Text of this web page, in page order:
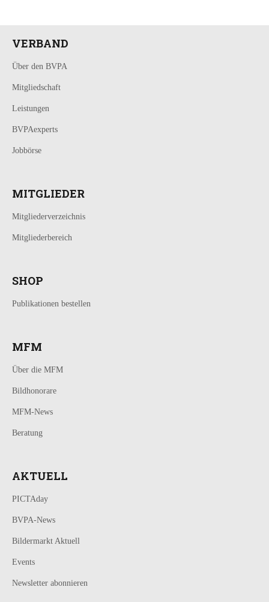
VERBAND
Über den BVPA
Mitgliedschaft
Leistungen
BVPAexperts
Jobbörse
MITGLIEDER
Mitgliederverzeichnis
Mitgliederbereich
SHOP
Publikationen bestellen
MFM
Über die MFM
Bildhonorare
MFM-News
Beratung
AKTUELL
PICTAday
BVPA-News
Bildermarkt Aktuell
Events
Newsletter abonnieren